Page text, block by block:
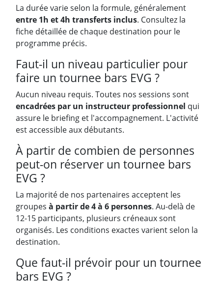
La durée varie selon la formule, généralement
entre 1h et 4h transferts inclus. Consultez la
fiche détaillée de chaque destination pour le
programme précis.
Faut-il un niveau particulier pour
faire un tournee bars EVG ?
Aucun niveau requis. Toutes nos sessions sont
encadrées par un instructeur professionnel qui
assure le briefing et l'accompagnement. L'activité
est accessible aux débutants.
À partir de combien de personnes
peut-on réserver un tournee bars
EVG ?
La majorité de nos partenaires acceptent les
groupes à partir de 4 à 6 personnes. Au-delà de
12-15 participants, plusieurs créneaux sont
organisés. Les conditions exactes varient selon la
destination.
Que faut-il prévoir pour un tournee
bars EVG ?